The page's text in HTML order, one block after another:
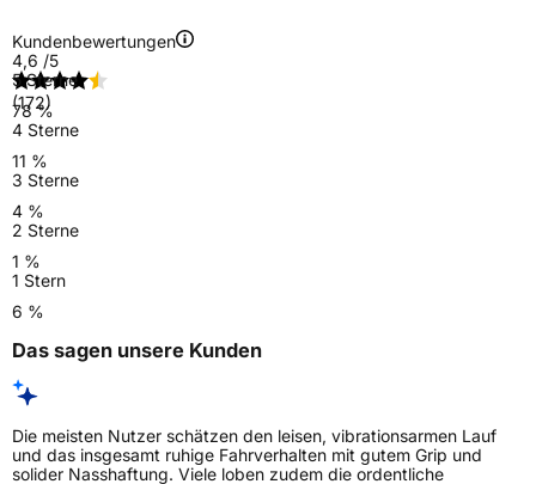
Kundenbewertungen
4,6 /5
(172)
5 Sterne
78 %
4 Sterne
11 %
3 Sterne
4 %
2 Sterne
1 %
1 Stern
6 %
Das sagen unsere Kunden
Die meisten Nutzer schätzen den leisen, vibrationsarmen Lauf
und das insgesamt ruhige Fahrverhalten mit gutem Grip und
solider Nasshaftung. Viele loben zudem die ordentliche